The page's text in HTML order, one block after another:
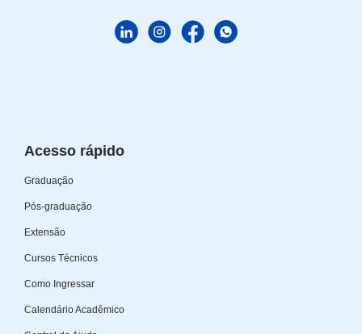
Acesso rápido
Graduação
Pós-graduação
Extensão
Cursos Técnicos
Como Ingressar
Calendário Acadêmico